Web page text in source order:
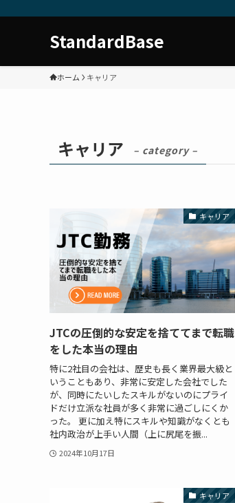
StandardBase
ホーム キャリア
キャリア – category –
キャリア
JTCの圧倒的な安定を捨ててまで転職
をした本当の理由
特に2社目の会社は、歴史も長く業界最大級と
いうこともあり、非常に安定した会社でした
が、同時にたいしたスキルがないのにプライ
ドだけ立派な社員が多く非常に過ごしにくか
った。 更に加え特にスキルや知識がなくとも
社内政治が上手い人間（上に尻尾を振...
2024年10月17日
キャリア